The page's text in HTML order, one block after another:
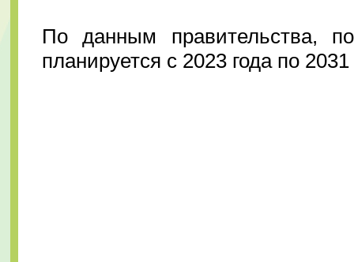
По данным правительства,
планируется с 2023 года по 2031